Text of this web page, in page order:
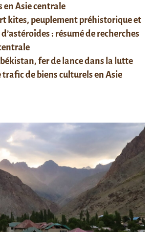
en Asie centrale
kites, peuplement préhistorique et
: résumé de recherches
fer de lance dans la lutte
trafic de biens culturels en Asie